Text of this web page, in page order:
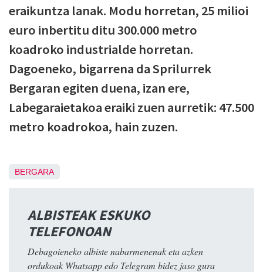
eraikuntza lanak. Modu horretan, 25 milioi
euro inbertitu ditu 300.000 metro
koadroko industrialde horretan.
Dagoeneko, bigarrena da Sprilurrek
Bergaran egiten duena, izan ere,
Labegaraietakoa eraiki zuen aurretik: 47.500
metro koadrokoa, hain zuzen.
BERGARA
ALBISTEAK ESKUKO
TELEFONOAN
Debagoieneko albiste nabarmenenak eta azken
ordukoak Whatsapp edo Telegram bidez jaso gura